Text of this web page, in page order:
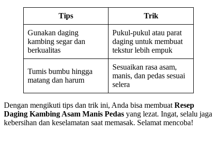
Tips Trik
Gunakan daging
kambing segar dan
berkualitas
Pukul-pukul atau parat
daging untuk membuat
tekstur lebih empuk
Tumis bumbu hingga
matang dan harum
Sesuaikan rasa asam,
manis, dan pedas sesuai
selera
Dengan mengikuti tips dan trik ini, Anda bisa membuat Resep
Daging Kambing Asam Manis Pedas yang lezat. Ingat, selalu jaga
kebersihan dan keselamatan saat memasak. Selamat mencoba!